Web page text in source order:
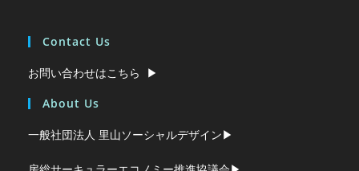
Contact Us
お問い合わせはこちら ▶︎
About Us
一般社団法人 里山ソーシャルデザイン▶︎